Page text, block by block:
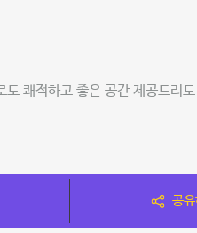
쾌적하고 좋은 공간 제공드리도
공유